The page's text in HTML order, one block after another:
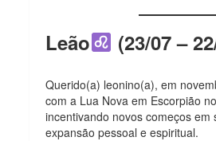
Leão (23/07 –
Querido(a) leonino(a), em
com a Lua Nova em Escorpião
incentivando novos começos em
expansão pessoal e espiritual.